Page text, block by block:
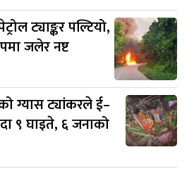
ट्याङ्कर पल्टियो,
जलेर नष्ट
ग्यास ट्यांकरले ई–
९ घाइते, ६ जनाको